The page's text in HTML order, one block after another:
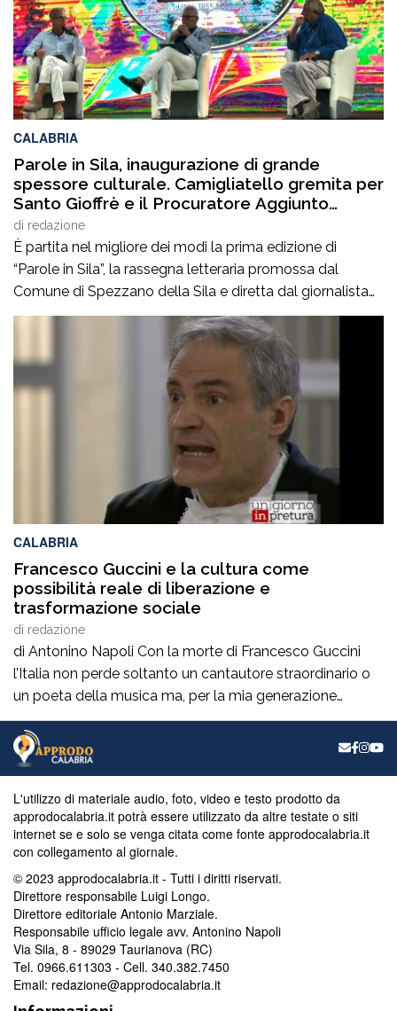
CALABRIA
Parole in Sila, inaugurazione di grande
spessore culturale. Camigliatello gremita per
Santo Gioffrè e il Procuratore Aggiunto
Stefano Musolino
di redazione
È partita nel migliore dei modi la prima edizione di
“Parole in Sila”, la rassegna letteraria promossa dal
Comune di Spezzano della Sila e diretta dal giornalista
Pasquale Motta, che fino al 19 agosto porterà a
Camigliatello Silano alcuni tra i più autorevoli
protagonisti del panorama culturale e istituzionale
italiano. Nella splendida cornice di Piazza […]
CALABRIA
Francesco Guccini e la cultura come
possibilità reale di liberazione e
trasformazione sociale
di redazione
di Antonino Napoli Con la morte di Francesco Guccini
l’Italia non perde soltanto un cantautore straordinario o
un poeta della musica ma, per la mia generazione
cresciuta nella sinistra degli anni Ottanta e Novanta, se
ne va un autentico riferimento culturale, uno di quei
maestri che hanno insegnato a pensare prima ancora
L'utilizzo di materiale audio, foto, video e testo prodotto da
approdocalabria.it potrà essere utilizzato da altre testate o siti
internet se e solo se venga citata come fonte approdocalabria.it
con collegamento al giornale.
© 2023 approdocalabria.it - Tutti i diritti riservati.
Direttore responsabile Luigi Longo.
Direttore editoriale Antonio Marziale.
Responsabile ufficio legale avv. Antonino Napoli
Via Sila, 8 - 89029 Taurianova (RC)
Tel. 0966.611303 - Cell. 340.382.7450
Email: redazione@approdocalabria.it